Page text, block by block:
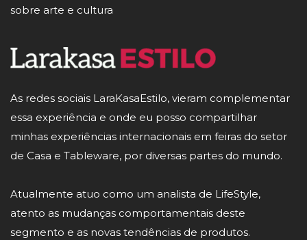
sobre arte e cultura
As redes sociais LaraKasaEstilo, vieram complementar
essa experiência e onde eu posso compartilhar
minhas experiências internacionais em feiras do setor
de Casa e Tableware, por diversas partes do mundo.
Atualmente atuo como um analista de LifeStyle,
atento as mudanças comportamentais deste
segmento e as novas tendências de produtos.